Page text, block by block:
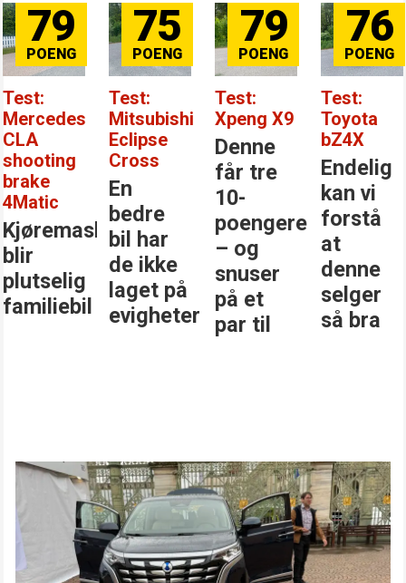
79
Test:
Mercedes
CLA
shooting
brake
4Matic
Kjøremaskinen
blir
plutselig
familiebil
75
Test:
Mitsubishi
Eclipse
Cross
En
bedre
bil har
de ikke
laget på
evigheter
79
Test:
Xpeng X9
Denne
får tre
10-
poengere
– og
snuser
på et
par til
76
Test:
Toyota
bZ4X
Endelig
kan vi
forstå
at
denne
selger
så bra